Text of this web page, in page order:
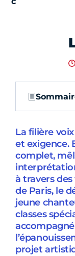
La filière
et exigence.
complet,
à travers
de Paris, le
jeune
classes
projet